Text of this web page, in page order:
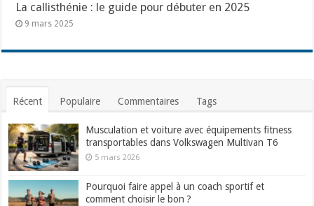
La callisthénie : le guide pour débuter en 2025
9 mars 2025
Récent Populaire Commentaires Tags
Musculation et voiture avec équipements fitness
transportables dans Volkswagen Multivan T6
5 mars 2026
Pourquoi faire appel à un coach sportif et
comment choisir le bon ?